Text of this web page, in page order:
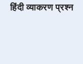
हिंदी व्याकरण प्रश्न